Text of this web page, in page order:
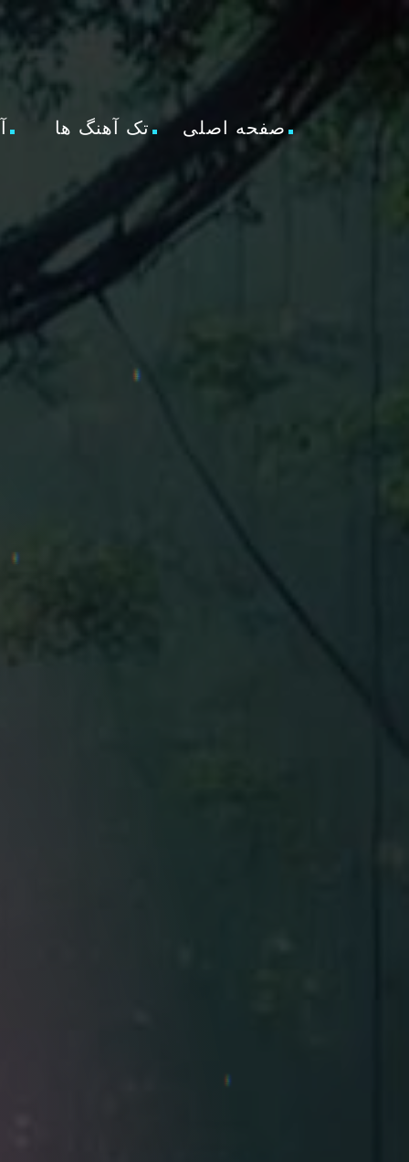
صفحه اصلی تک آهنگ ها